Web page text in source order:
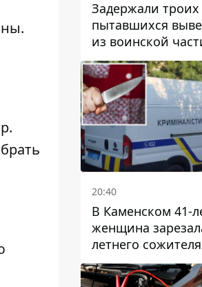
Задержали
пытавшихся
из воинской
за 7 тысяч
них был врач
20:40
В Каменском 41-
женщина
летнего
пыталась
полицейских